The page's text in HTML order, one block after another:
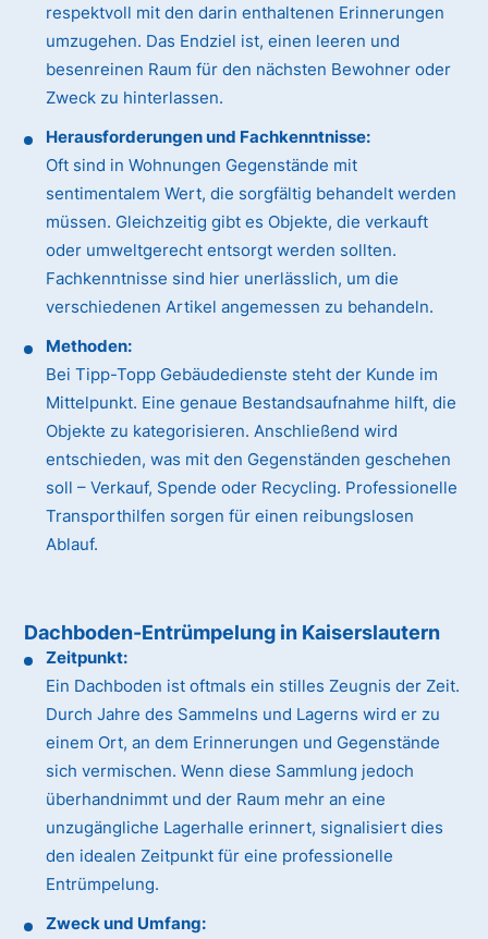
respektvoll mit den darin enthaltenen Erinnerungen
umzugehen. Das Endziel ist, einen leeren und
besenreinen Raum für den nächsten Bewohner oder
Zweck zu hinterlassen.
Herausforderungen und Fachkenntnisse:
Oft sind in Wohnungen Gegenstände mit
sentimentalem Wert, die sorgfältig behandelt werden
müssen. Gleichzeitig gibt es Objekte, die verkauft
oder umweltgerecht entsorgt werden sollten.
Fachkenntnisse sind hier unerlässlich, um die
verschiedenen Artikel angemessen zu behandeln.
Methoden:
Bei Tipp-Topp Gebäudedienste steht der Kunde im
Mittelpunkt. Eine genaue Bestandsaufnahme hilft, die
Objekte zu kategorisieren. Anschließend wird
entschieden, was mit den Gegenständen geschehen
soll – Verkauf, Spende oder Recycling. Professionelle
Transporthilfen sorgen für einen reibungslosen
Ablauf.
Dachboden-Entrümpelung in Kaiserslautern
Zeitpunkt:
Ein Dachboden ist oftmals ein stilles Zeugnis der Zeit.
Durch Jahre des Sammelns und Lagerns wird er zu
einem Ort, an dem Erinnerungen und Gegenstände
sich vermischen. Wenn diese Sammlung jedoch
überhandnimmt und der Raum mehr an eine
unzugängliche Lagerhalle erinnert, signalisiert dies
den idealen Zeitpunkt für eine professionelle
Entrümpelung.
Zweck und Umfang: